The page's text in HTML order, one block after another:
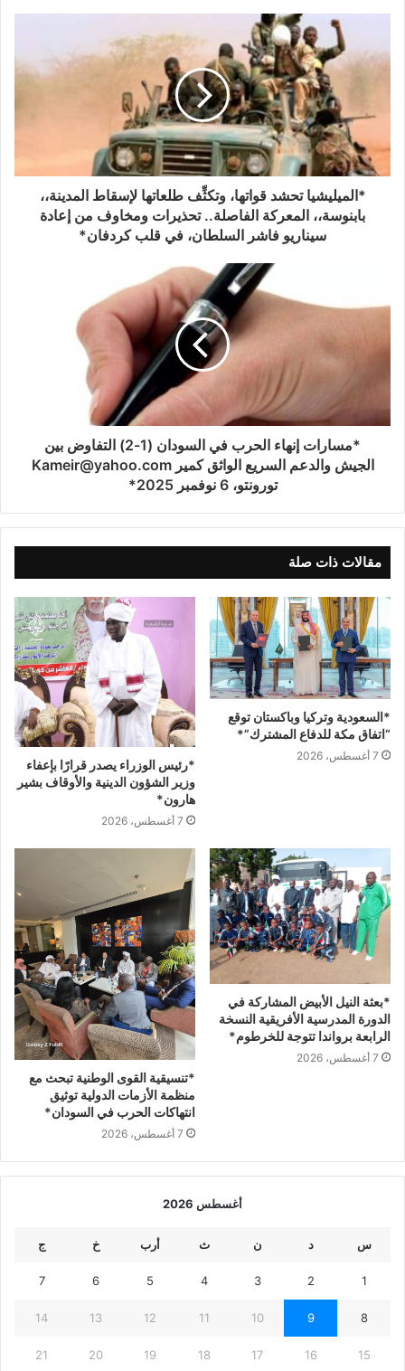
*الميليشيا تحشد قواتها، وتكثِّف طلعاتها لإسقاط المدينة،،
بابنوسة،، المعركة الفاصلة.. تحذيرات ومخاوف من إعادة
سيناريو فاشر السلطان، في قلب كردفان*
*مسارات إنهاء الحرب في السودان (1-2) التفاوض بين
الجيش والدعم السريع الواثق كمير Kameir@yahoo.com
تورونتو، 6 نوفمبر 2025*
مقالات ذات صلة
*السعودية وتركيا وباكستان توقع
“اتفاق مكة للدفاع المشترك”*
7 أغسطس، 2026
*رئيس الوزراء يصدر قرارًا بإعفاء
وزير الشؤون الدينية والأوقاف بشير
هارون*
7 أغسطس، 2026
*بعثة النيل الأبيض المشاركة في
الدورة المدرسية الأفريقية النسخة
الرابعة برواندا تتوجة للخرطوم*
7 أغسطس، 2026
*تنسيقية القوى الوطنية تبحث مع
منظمة الأزمات الدولية توثيق
انتهاكات الحرب في السودان*
7 أغسطس، 2026
أغسطس 2026
س د ن ث أرب خ ج
1
2
3
4
5
6
7
8
9
10
11
12
13
14
15
16
17
18
19
20
21